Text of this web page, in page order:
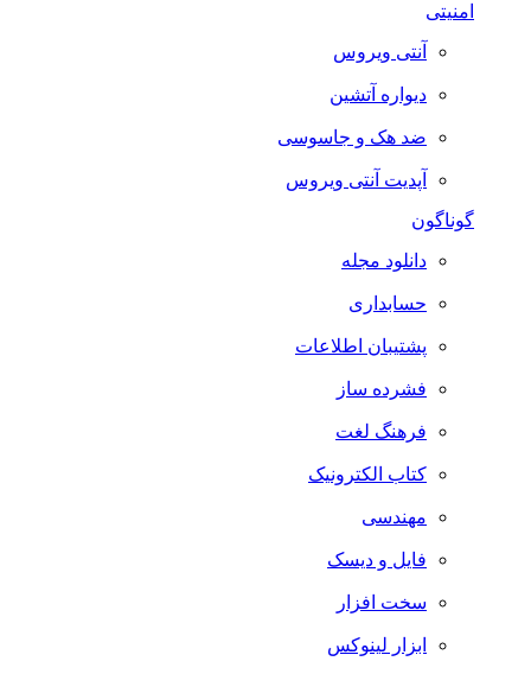
امنیتی
آنتی ویروس
دیواره آتشین
ضد هک و جاسوسی
آپدیت آنتی ویروس
گوناگون
دانلود مجله
حسابداری
پشتیبان اطلاعات
فشرده ساز
فرهنگ لغت
کتاب الکترونیک
مهندسی
فایل و دیسک
سخت افزار
ابزار لینوکس